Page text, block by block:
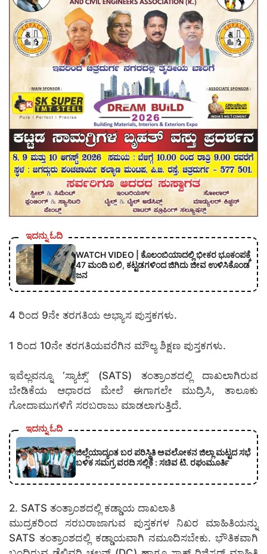
ಇದನ್ನು ಓದಿ
WATCH VIDEO | ಕೊಲಂಬಿಯಾದಲ್ಲಿ ಭೀಕರ ಭೂಕಂಪಕ್ಕೆ
47 ಮಂದಿ ಬಲಿ, ಕಟ್ಟಡಗಳಿಂದ ಜಿಗಿದು ಜೀವ ಉಳಿಸಿಕೊಂಡ
ಜನ
4 ರಿಂದ 9ನೇ ತರಗತಿಯ ಅಭ್ಯಾಸ ಪುಸ್ತಕಗಳು.
1 ರಿಂದ 10ನೇ ತರಗತಿಯವರೆಗಿನ ಮೌಲ್ಯ ಶಿಕ್ಷಣ ಪುಸ್ತಕಗಳು.
ಇವೆಲ್ಲವನ್ನೂ ‘ಸ್ಯಾಟ್ಸ್’ (SATS) ತಂತ್ರಾಂಶದಲ್ಲಿ ದಾಖಲಾಗಿರುವ
ಬೇಡಿಕೆಯ ಆಧಾರದ ಮೇಲೆ ಈಗಾಗಲೇ ಮುದ್ರಿಸಿ, ತಾಲೂಕು
ಗೋದಾಮುಗಳಿಗೆ ಸರಬರಾಜು ಮಾಡಲಾಗುತ್ತಿದೆ.
ಇದನ್ನು ಓದಿ
ಜಿಲ್ಲೆಯಾದ್ಯಂತ ಬರ ಪರಿಸ್ಥಿತಿ ಅವಲೋಕನ ಜಿಲ್ಲಾ ಮಟ್ಟದ ಸಭೆ
ಬಳಿಕ ಸಮಗ್ರ ವರದಿ ಸಲ್ಲಿಕೆ : ಸಚಿವ ಟಿ. ರಘುಮೂರ್ತಿ
2. SATS ತಂತ್ರಾಂಶದಲ್ಲಿ ಕಡ್ಡಾಯ ದಾಖಲಾತಿ
ಮುದ್ರಕರಿಂದ ಸರಬರಾಜಾಗುವ ಪುಸ್ತಕಗಳ ನಿಖರ ಮಾಹಿತಿಯನ್ನು
SATS ತಂತ್ರಾಂಶದಲ್ಲಿ ಕಡ್ಡಾಯವಾಗಿ ನಮೂದಿಸಬೇಕು. ಭೌತಿಕವಾಗಿ